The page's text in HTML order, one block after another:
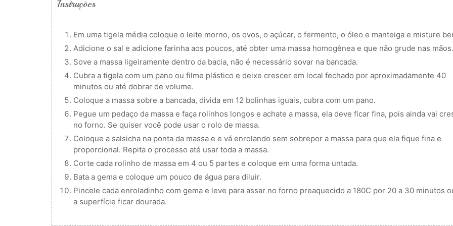
Instruções
Em uma tigela média coloque o leite morno, os ovos, o açúcar, o fermento, o óleo e manteiga e misture
Adicione o sal e adicione farinha aos poucos, até obter uma massa homogênea e que não grude nas mãos.
Sove a massa ligeiramente dentro da bacia, não é necessário sovar na bancada.
Cubra a tigela com um pano ou filme plástico e deixe crescer em local fechado por aproximadamente 40
minutos ou até dobrar de volume.
Coloque a massa sobre a bancada, divida em 12 bolinhas iguais, cubra com um pano.
Pegue um pedaço da massa e faça rolinhos longos e achate a massa, ela deve ficar fina, pois ainda vai
no forno. Se quiser você pode usar o rolo de massa.
Coloque a salsicha na ponta da massa e e vá enrolando sem sobrepor a massa para que ela fique fina e
proporcional. Repita o processo até usar toda a massa.
Corte cada rolinho de massa em 4 ou 5 partes e coloque em uma forma untada.
Bata a gema e coloque um pouco de água para diluir.
Pincele cada enroladinho com gema e leve para assar no forno preaquecido a 180C por 20 a 30 minutos
a superfície ficar dourada.